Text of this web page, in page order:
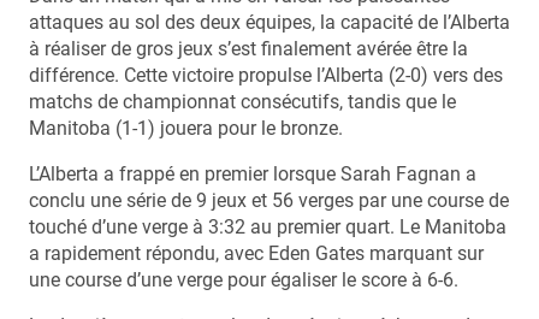
attaques au sol des deux équipes, la capacité de l’Alberta
à réaliser de gros jeux s’est finalement avérée être la
différence. Cette victoire propulse l’Alberta (2-0) vers des
matchs de championnat consécutifs, tandis que le
Manitoba (1-1) jouera pour le bronze.
L’Alberta a frappé en premier lorsque Sarah Fagnan a
conclu une série de 9 jeux et 56 verges par une course de
touché d’une verge à 3:32 au premier quart. Le Manitoba
a rapidement répondu, avec Eden Gates marquant sur
une course d’une verge pour égaliser le score à 6-6.